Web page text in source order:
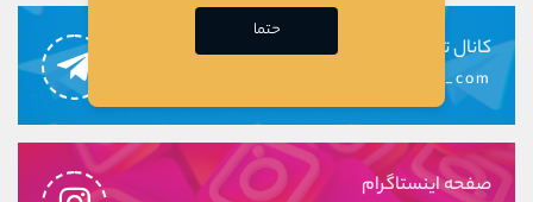
کانال تلگرام
alirezamehrabi_com
صفحه اینستاگرام
حتما